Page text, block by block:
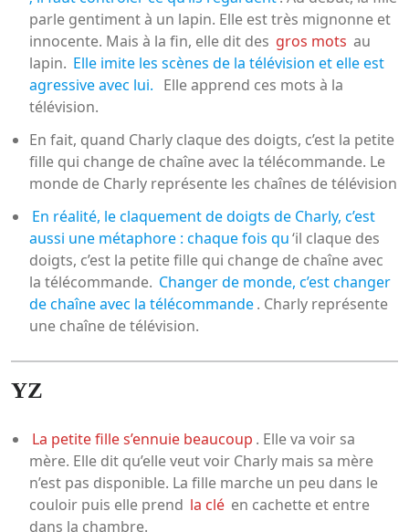
parle gentiment à un lapin. Elle est très mignonne et
innocente. Mais à la fin, elle dit des gros mots au
lapin. Elle imite les scènes de la télévision et elle est
agressive avec lui. Elle apprend ces mots à la
télévision.
En fait, quand Charly claque des doigts, c’est la petite
fille qui change de chaîne avec la télécommande. Le
monde de Charly représente les chaînes de télévision
En réalité, le claquement de doigts de Charly, c’est
aussi une métaphore : chaque fois qu‘il claque des
doigts, c’est la petite fille qui change de chaîne avec
la télécommande. Changer de monde, c’est changer
de chaîne avec la télécommande. Charly représente
une chaîne de télévision.
YZ
La petite fille s’ennuie beaucoup . Elle va voir sa
mère. Elle dit qu’elle veut voir Charly mais sa mère
n’est pas disponible. La fille marche un peu dans le
couloir puis elle prend la clé en cachette et entre
dans la chambre.